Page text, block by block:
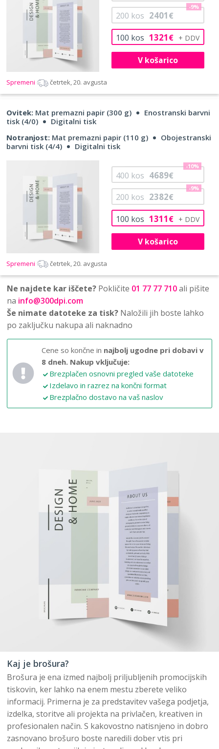
100 kos 1321€
200 kos 2401€
-9%
V košarico
Spremeni četrtek, 20. avgusta
Ovitek: Mat premazni papir (300 g)
Enostranski barvni
tisk (4/0)
Digitalni tisk
Notranjost: Mat premazni papir (110 g)
Obojestranski
barvni tisk (4/4)
Digitalni tisk
100 kos 1311€
200 kos 2382€
-9%
400 kos 4689€
-10%
V košarico
Spremeni četrtek, 20. avgusta
Ne najdete kar iščete? Pokličite 01 77 77 710ali pišite
na info@300dpi.com
Še nimate datoteke za tisk? Naložili jih boste lahko
po zaključku nakupa ali naknadno
Cene so končne in najbolj ugodne pri dobavi v
8 dneh. Nakup vključuje:
Brezplačen osnovni pregled vaše datoteke
Izdelavo in razrez na končni format
Brezplačno dostavo na vaš naslov
Kaj je brošura?
Brošura je ena izmed najbolj priljubljenih promocijskih
tiskovin, ker lahko na enem mestu zberete veliko
informacij. Primerna je za predstavitev vašega podjetja,
izdelka, storitve ali projekta na privlačen, kreativen in
profesionalen način. S kakovostno natisnjeno in dobro
zasnovano brošuro boste naredili dober vtis pri